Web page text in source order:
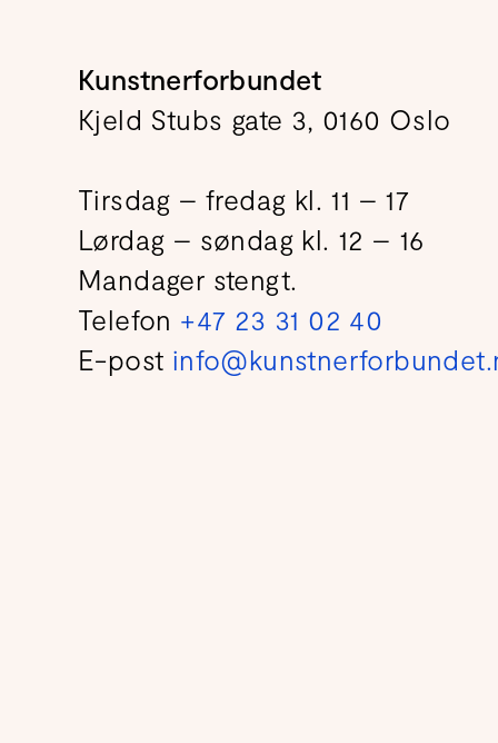
Kunstnerforbundet
Kjeld Stubs gate 3, 0160 Oslo
Tirsdag – fredag kl. 11 – 17
Lørdag – søndag kl. 12 – 16
Mandager stengt.
Telefon +47 23 31 02 40
E-post